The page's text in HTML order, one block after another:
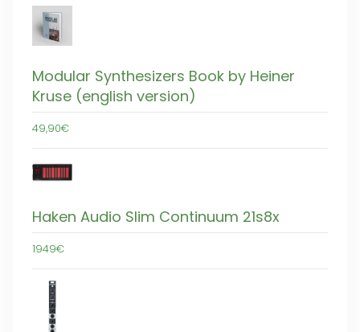
Modular Synthesizers Book by Heiner
Kruse (english version)
49,90€
Haken Audio Slim Continuum 21s8x
1949€